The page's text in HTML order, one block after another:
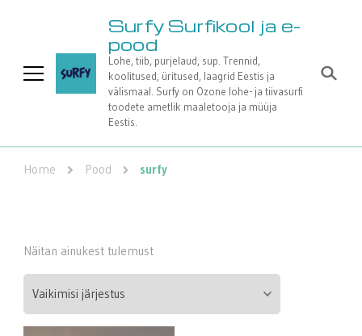
Surfy Surfikool ja e-
pood
Lohe, tiib, purjelaud, sup. Trennid,
koolitused, üritused, laagrid Eestis ja
välismaal. Surfy on Ozone lohe- ja tiivasurfi
toodete ametlik maaletooja ja müüja
Eestis.
Home Pood surfy
Näitan ainukest tulemust